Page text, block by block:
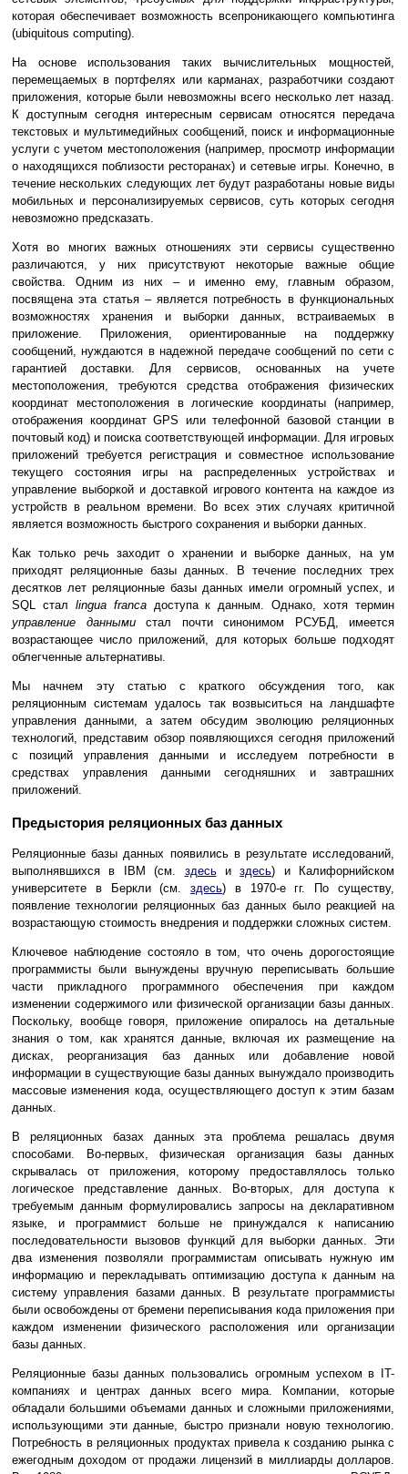
которая обеспечивает возможность всепроникающего компьютинга
(ubiquitous computing).
На основе использования таких вычислительных мощностей,
перемещаемых в портфелях или карманах, разработчики создают
приложения, которые были невозможны всего несколько лет назад.
К доступным сегодня интересным сервисам относятся передача
текстовых и мультимедийных сообщений, поиск и информационные
услуги с учетом местоположения (например, просмотр информации
о находящихся поблизости ресторанах) и сетевые игры. Конечно, в
течение нескольких следующих лет будут разработаны новые виды
мобильных и персонализируемых сервисов, суть которых сегодня
невозможно предсказать.
Хотя во многих важных отношениях эти сервисы существенно
различаются, у них присутствуют некоторые важные общие
свойства. Одним из них – и именно ему, главным образом,
посвящена эта статья – является потребность в функциональных
возможностях хранения и выборки данных, встраиваемых в
приложение. Приложения, ориентированные на поддержку
сообщений, нуждаются в надежной передаче сообщений по сети с
гарантией доставки. Для сервисов, основанных на учете
местоположения, требуются средства отображения физических
координат местоположения в логические координаты (например,
отображения координат GPS или телефонной базовой станции в
почтовый код) и поиска соответствующей информации. Для игровых
приложений требуется регистрация и совместное использование
текущего состояния игры на распределенных устройствах и
управление выборкой и доставкой игрового контента на каждое из
устройств в реальном времени. Во всех этих случаях критичной
является возможность быстрого сохранения и выборки данных.
Как только речь заходит о хранении и выборке данных, на ум
приходят реляционные базы данных. В течение последних трех
десятков лет реляционные базы данных имели огромный успех, и
SQL стал lingua francaдоступа к данным. Однако, хотя термин
управление даннымистал почти синонимом РСУБД, имеется
возрастающее число приложений, для которых больше подходят
облегченные альтернативы.
Мы начнем эту статью с краткого обсуждения того, как
реляционным системам удалось так возвыситься на ландшафте
управления данными, а затем обсудим эволюцию реляционных
технологий, представим обзор появляющихся сегодня приложений
с позиций управления данными и исследуем потребности в
средствах управления данными сегодняшних и завтрашних
приложений.
Предыстория реляционных баз данных
Реляционные базы данных появились в результате исследований,
выполнявшихся в IBM (см. здесьиздесь) и Калифорнийском
университете в Беркли (см.здесь) в 1970-е гг. По существу,
появление технологии реляционных баз данных было реакцией на
возрастающую стоимость внедрения и поддержки сложных систем.
Ключевое наблюдение состояло в том, что очень дорогостоящие
программисты были вынуждены вручную переписывать большие
части прикладного программного обеспечения при каждом
изменении содержимого или физической организации базы данных.
Поскольку, вообще говоря, приложение опиралось на детальные
знания о том, как хранятся данные, включая их размещение на
дисках, реорганизация баз данных или добавление новой
информации в существующие базы данных вынуждало производить
массовые изменения кода, осуществляющего доступ к этим базам
данных.
В реляционных базах данных эта проблема решалась двумя
способами. Во-первых, физическая организация базы данных
скрывалась от приложения, которому предоставлялось только
логическое представление данных. Во-вторых, для доступа к
требуемым данным формулировались запросы на декларативном
языке, и программист больше не принуждался к написанию
последовательности вызовов функций для выборки данных. Эти
два изменения позволяли программистам описывать нужную им
информацию и перекладывать оптимизацию доступа к данным на
систему управления базами данных. В результате программисты
были освобождены от бремени переписывания кода приложения при
каждом изменении физического расположения или организации
базы данных.
Реляционные базы данных пользовались огромным успехом в IT-
компаниях и центрах данных всего мира. Компании, которые
обладали большими объемами данных и сложными приложениями,
использующими эти данные, быстро признали новую технологию.
Потребность в реляционных продуктах привела к созданию рынка с
ежегодным доходом от продажи лицензий в миллиарды долларов.